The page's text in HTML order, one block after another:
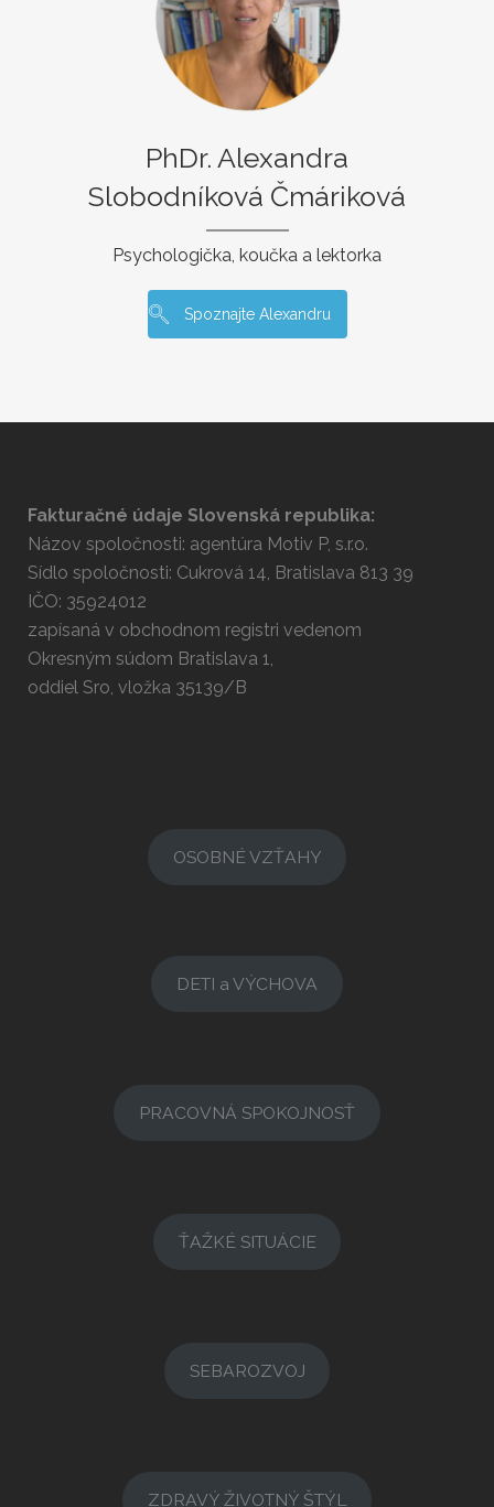
PhDr. Alexandra
Slobodníková Čmáriková
Psychologička, koučka a lektorka
Spoznajte Alexandru
Fakturačné údaje Slovenská republika:
Názov spoločnosti: agentúra Motiv P, s.r.o.
Sídlo spoločnosti: Cukrová 14, Bratislava 813 39
IČO: 35924012
zapísaná v obchodnom registri vedenom
Okresným súdom Bratislava 1,
oddiel Sro, vložka 35139/B
OSOBNÉ VZŤAHY
DETI a VÝCHOVA
PRACOVNÁ SPOKOJNOSŤ
ŤAŽKÉ SITUÁCIE
SEBAROZVOJ
ZDRAVÝ ŽIVOTNÝ ŠTÝL